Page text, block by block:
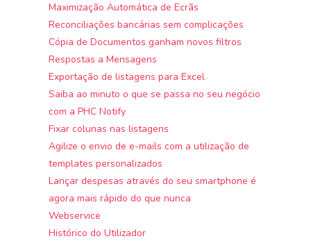
Maximização Automática de Ecrãs
Reconciliações bancárias sem complicações
Cópia de Documentos ganham novos filtros
Respostas a Mensagens
Exportação de listagens para Excel
Saiba ao minuto o que se passa no seu negócio
com a PHC Notify
Fixar colunas nas listagens
Agilize o envio de e-mails com a utilização de
templates personalizados
Lançar despesas através do seu smartphone é
agora mais rápido do que nunca
Webservice
Histórico do Utilizador